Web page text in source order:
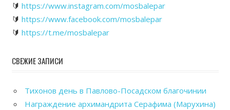
🔰 https://www.instagram.com/mosbalepar
🔰 https://www.facebook.com/mosbalepar
🔰 https://t.me/mosbalepar
СВЕЖИЕ ЗАПИСИ
Тихонов день в Павлово-Посадском благочинии
Награждение архимандрита Серафима (Марухина)